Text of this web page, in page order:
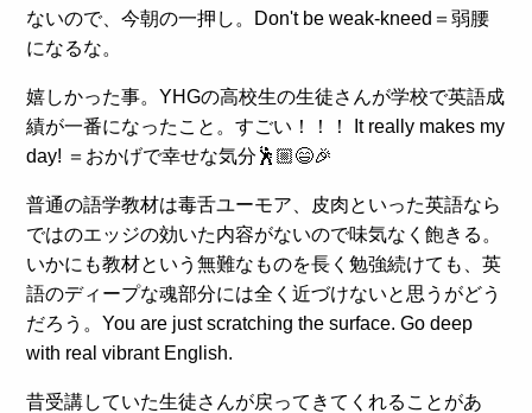
ないので、今朝の一押し。Don't be weak-kneed＝弱腰
になるな。
嬉しかった事。YHGの高校生の生徒さんが学校で英語成
績が一番になったこと。すごい！！！ It really makes my
day! ＝おかげで幸せな気分🕺🏼😄🎉
普通の語学教材は毒舌ユーモア、皮肉といった英語なら
ではのエッジの効いた内容がないので味気なく飽きる。
いかにも教材という無難なものを長く勉強続けても、英
語のディープな魂部分には全く近づけないと思うがどう
だろう。You are just scratching the surface. Go deep
with real vibrant English.
昔受講していた生徒さんが戻ってきてくれることがあ